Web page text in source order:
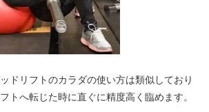
ドリフトのカラダの使い方は類似しており
トへ転じた時に直ぐに精度高く臨めます。